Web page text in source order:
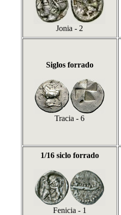
Jonia - 2
Siglos forrado
Tracia - 6
1/16 siclo forrado
Fenicia - 1